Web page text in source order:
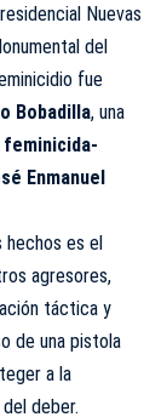
Nuevas
del
fue
Bobadilla, una
feminicida-
Enmanuel
hechos es el
agresores,
táctica y
de una pistola
a la
deber.